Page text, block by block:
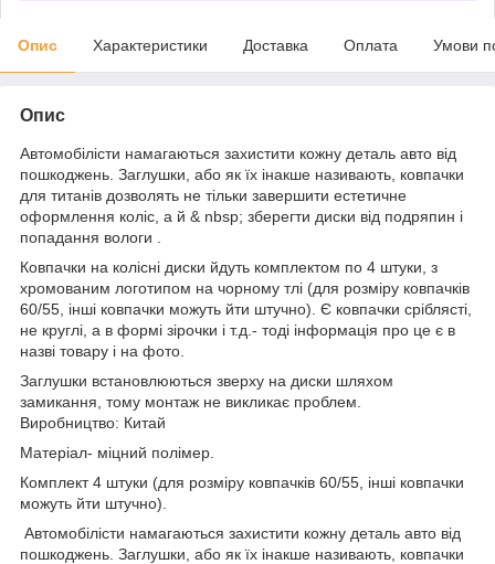
Опис Характеристики Доставка Оплата Умови
Опис
Автомобілісти намагаються захистити кожну деталь авто від
пошкоджень. Заглушки, або як їх інакше називають, ковпачки
для титанів дозволять не тільки завершити естетичне
оформлення коліс, а й & nbsp; зберегти диски від подряпин і
попадання вологи .
Ковпачки на колісні диски йдуть комплектом по 4 штуки, з
хромованим логотипом на чорному тлі (для розміру ковпачків
60/55, інші ковпачки можуть йти штучно). Є ковпачки сріблясті,
не круглі, а в формі зірочки і т.д.- тоді інформація про це є в
назві товару і на фото.
Заглушки встановлюються зверху на диски шляхом
замикання, тому монтаж не викликає проблем.
Виробництво: Китай
Матеріал- міцний полімер.
Комплект 4 штуки (для розміру ковпачків 60/55, інші ковпачки
можуть йти штучно).
Автомобілісти намагаються захистити кожну деталь авто від
пошкоджень. Заглушки, або як їх інакше називають, ковпачки